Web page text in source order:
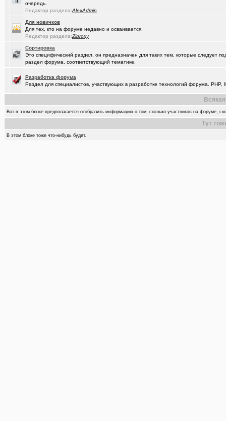
очередь.
Редактор раздела:AlexAdmin
Для новичков
Для тех, кто на форуме недавно и осваивается.
Редактор раздела:Ziproxy
Сортировка
Это специфический раздел, он предназначен для таких тем, которые следует
раздел форума, соответствующий тематике.
Разработка форума
Раздел для специалистов, участвующих в разработке технологий форума. PHP,
Вот в этом блоке предполагается отобразить информацию о том, сколько участников на форуме,
Тут
В этом блоке тоже что-нибудь будет.